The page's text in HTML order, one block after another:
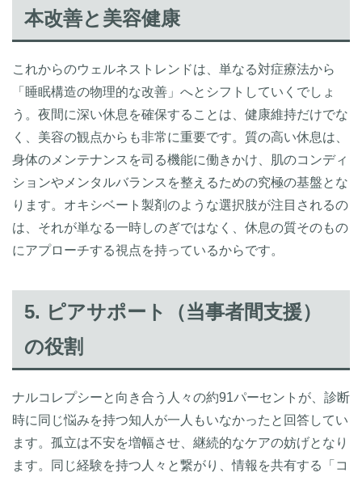
本改善と美容健康
これからのウェルネストレンドは、単なる対症療法から
「睡眠構造の物理的な改善」へとシフトしていくでしょ
う。夜間に深い休息を確保することは、健康維持だけでな
く、美容の観点からも非常に重要です。質の高い休息は、
身体のメンテナンスを司る機能に働きかけ、肌のコンディ
ションやメンタルバランスを整えるための究極の基盤とな
ります。オキシベート製剤のような選択肢が注目されるの
は、それが単なる一時しのぎではなく、休息の質そのもの
にアプローチする視点を持っているからです。
5. ピアサポート（当事者間支援）
の役割
ナルコレプシーと向き合う人々の約91パーセントが、診断
時に同じ悩みを持つ知人が一人もいなかったと回答してい
ます。孤立は不安を増幅させ、継続的なケアの妨げとなり
ます。同じ経験を持つ人々と繋がり、情報を共有する「コ